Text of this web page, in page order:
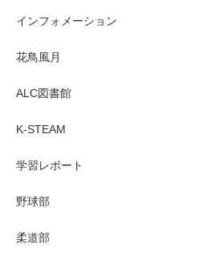
インフォメーション
花鳥風月
ALC図書館
K-STEAM
学習レポート
野球部
柔道部